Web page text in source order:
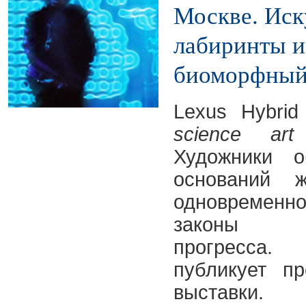
Москве.
лабиринты
Lexus
science art
Художники
оснований
законы
публикует
выставки.